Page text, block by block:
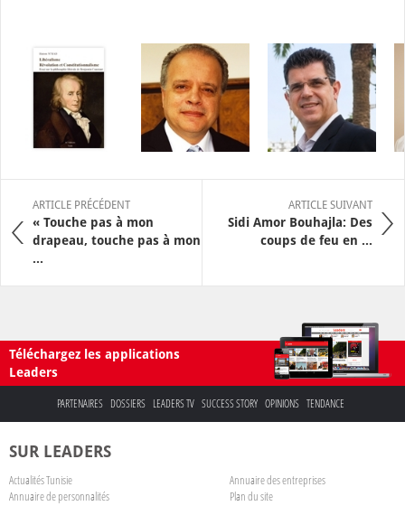
ARTICLE PRÉCÉDENT
« Touche pas à mon
drapeau, touche pas à mon
...
ARTICLE SUIVANT
Sidi Amor Bouhajla: Des
coups de feu en ...
Téléchargez les applications
Leaders
PARTENAIRES DOSSIERS LEADERS TV SUCCESS STORY OPINIONS TENDANCE
SUR LEADERS
Actualités Tunisie
Annuaire des entreprises
Annuaire de personnalités
Plan du site